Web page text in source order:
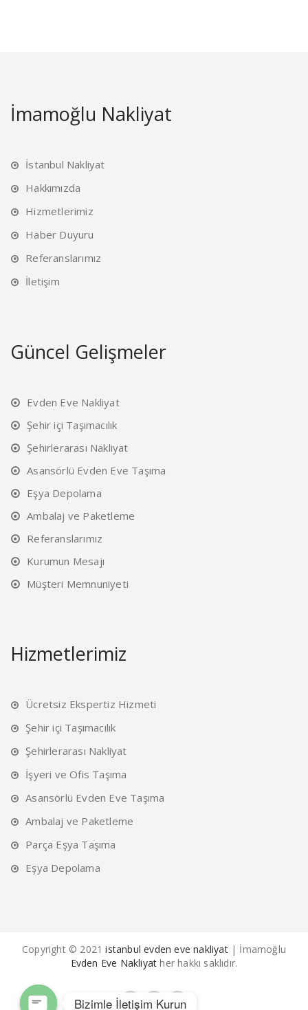
İmamoğlu Nakliyat
İstanbul Nakliyat
Hakkımızda
Hizmetlerimiz
Haber Duyuru
Referanslarımız
İletişim
Güncel Gelişmeler
Evden Eve Nakliyat
Şehir içi Taşımacılık
Şehirlerarası Nakliyat
Asansörlü Evden Eve Taşıma
Eşya Depolama
Ambalaj ve Paketleme
Referanslarımız
Kurumun Mesajı
Müşteri Memnuniyeti
Hizmetlerimiz
Ücretsiz Ekspertiz Hizmeti
Şehir içi Taşımacılık
Şehirlerarası Nakliyat
İşyeri ve Ofis Taşıma
Asansörlü Evden Eve Taşıma
Ambalaj ve Paketleme
Parça Eşya Taşıma
Eşya Depolama
Copyright © 2021istanbul evden eve nakliyat| İmamoğlu
Evden Eve Nakliyat her hakkı saklıdır.
Bizimle İletişim Kurun